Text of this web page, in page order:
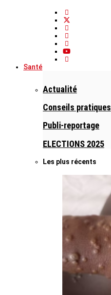
Santé
Actualité
Conseils pratiques
Publi-reportage
ELECTIONS 2025
Les plus récents